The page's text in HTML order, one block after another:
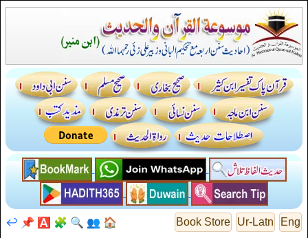
Eng
Ur-Latn
Book Store
🏠
👥
🔍
🧩
🅰️
📌
↩️